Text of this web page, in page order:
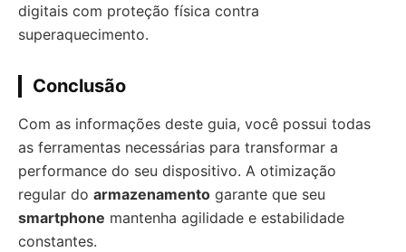
digitais com proteção física contra
superaquecimento.
Conclusão
Com as informações deste guia, você possui todas
as ferramentas necessárias para transformar a
performance do seu dispositivo. A otimização
regular do armazenamento garante que seu
smartphone mantenha agilidade e estabilidade
constantes.